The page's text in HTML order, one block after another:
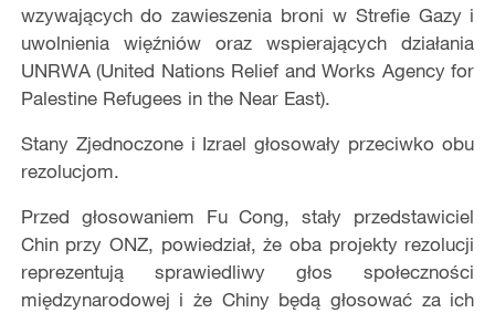
wzywających do zawieszenia broni w Strefie Gazy i
uwolnienia więźniów oraz wspierających działania
UNRWA (United Nations Relief and Works Agency for
Palestine Refugees in the Near East).
Stany Zjednoczone i Izrael głosowały przeciwko obu
rezolucjom.
Przed głosowaniem Fu Cong, stały przedstawiciel
Chin przy ONZ, powiedział, że oba projekty rezolucji
reprezentują sprawiedliwy głos społeczności
międzynarodowej i że Chiny będą głosować za ich